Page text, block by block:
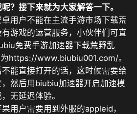
？接下来就为大家解答一下。
卓用户不能在主流手游市场下载荒
游戏的运营服务，小伙伴们可直
免费手游加速器下载荒野乱
https://www.biubiu001.com/。
能直接打开的话，这时候需要给
然后用biubiu加速器开启加速模
无延迟体验。
果用户需要用到外服的appleid，